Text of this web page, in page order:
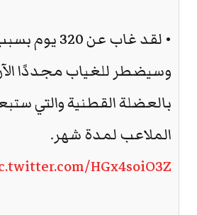
• لقد غاب عن
وسيضطر للغياب مجددًا
بالعضلة القطنية والتي
الملاعب لمدة شهر.
HGx4soiO3Z